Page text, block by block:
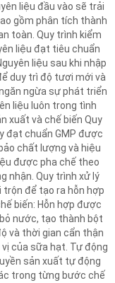
liệu đầu vào sẽ trải
gồm phân tích thành
toàn. Quy trình kiểm
liệu đạt tiêu chuẩn
liệu sau khi nhập
duy trì độ tươi mới và
ngừa sự phát triển
liệu luôn trong tình
xuất và chế biến Quy
đạt chuẩn GMP được
chất lượng và hiệu
được pha chế theo
nhận. Quy trình xử lý
trộn để tạo ra hỗn hợp
biến: Hỗn hợp được
nước, tạo thành bột
và thời gian cẩn thận
của sữa hạt. Tự động
sản xuất tự động
trong từng bước chế